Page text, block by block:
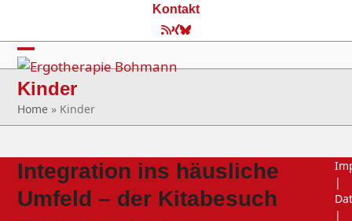
content
Kontakt
RSS
XingBluesky
Open
mobile
menu
Close
mobile
menu
Kinder
Home » Kinder
Integration ins häusliche
Umfeld – der Kitabesuch
|
|